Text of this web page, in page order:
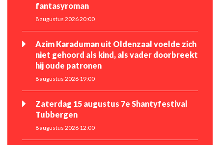
fantasyroman
8 augustus 2026 20:00
Azim Karaduman uit Oldenzaal voelde zich
niet gehoord als kind, als vader doorbreekt
hij oude patronen
8 augustus 2026 19:00
Zaterdag 15 augustus 7e Shantyfestival
Tubbergen
8 augustus 2026 12:00